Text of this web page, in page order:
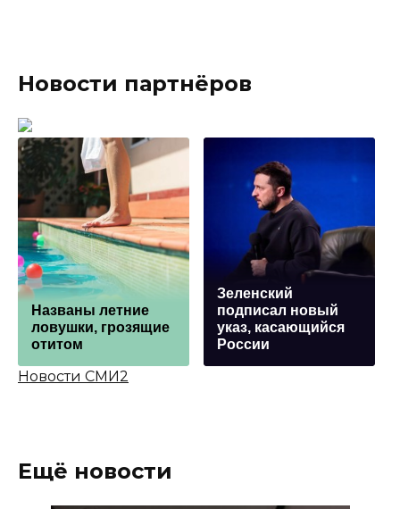
Новости партнёров
Названы летние
ловушки, грозящие
отитом
Зеленский
подписал новый
указ, касающийся
России
Новости СМИ2
Ещё новости